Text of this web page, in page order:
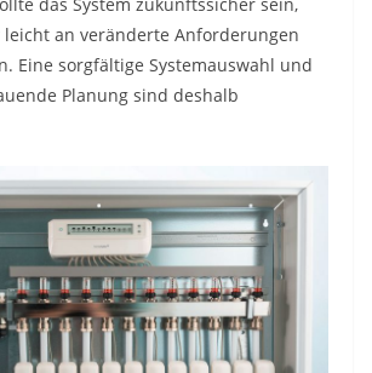
das System zukunftssicher sein,
leicht an veränderte Anforderungen
Eine sorgfältige Systemauswahl und
Planung sind deshalb